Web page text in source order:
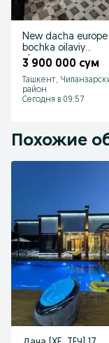
New dacha europe
bochka oilaviy
chorvoq
3 900 000 сум
Ташкент,
район
Сегодня в 09:57
Похожие